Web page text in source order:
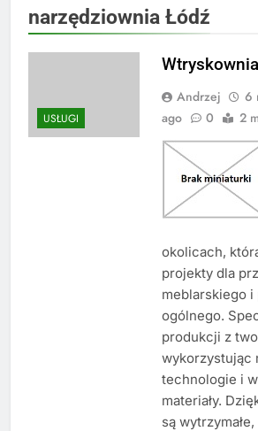
narzędziownia Łódź
USŁUGI
Andrzej
6
ago
0 2
okolicach,
projekty dla
meblarskiego i
ogólnego.
produkcji z
wykorzystując
technologie i
materiały.
są